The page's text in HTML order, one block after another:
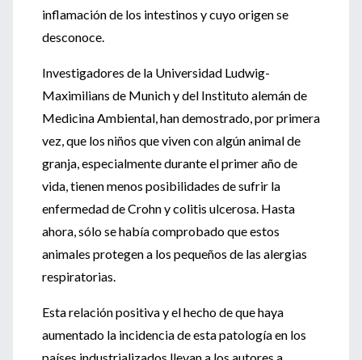
inflamación de los intestinos y cuyo origen se
desconoce.
Investigadores de la Universidad Ludwig-
Maximilians de Munich y del Instituto alemán de
Medicina Ambiental, han demostrado, por primera
vez, que los niños que viven con algún animal de
granja, especialmente durante el primer año de
vida, tienen menos posibilidades de sufrir la
enfermedad de Crohn y colitis ulcerosa. Hasta
ahora, sólo se había comprobado que estos
animales protegen a los pequeños de las alergias
respiratorias.
Esta relación positiva y el hecho de que haya
aumentado la incidencia de esta patología en los